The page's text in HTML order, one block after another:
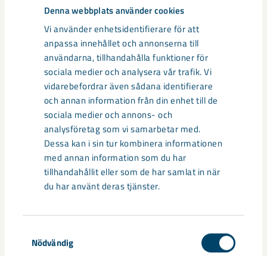
Denna webbplats använder cookies
Vi använder enhetsidentifierare för att
anpassa innehållet och annonserna till
användarna, tillhandahålla funktioner för
sociala medier och analysera vår trafik. Vi
vidarebefordrar även sådana identifierare
och annan information från din enhet till de
sociala medier och annons- och
analysföretag som vi samarbetar med.
Dessa kan i sin tur kombinera informationen
med annan information som du har
tillhandahållit eller som de har samlat in när
du har använt deras tjänster.
Nödvändig
LKAB:s planer för omställning av hela sin produktion
till koldioxidfri järnsvamp innebär sänkta utsläpp hos
globala kunder motsvarande 35 miljoner ton om året,
vilket motsvarar 2/3 av Sveriges samlade utsläpp.
LKAB:s ska genom fossilfria processer återvinna
gruvavfall från järnmalmsproduktionen, och
omvandla det till produkter som EU klassificerar som
kritiska råmaterial på grund av högt importberoende
och stor betydelse för vår ekonomi; fosformineral och
sällsynta jordartsmetaller.
Kontaktperson:
Anders Lindberg, presschef LKAB, tel: +46
anders.lindberg@lkab.com
hållbara järnmalms-, mineral- och specialprodukter. Vi leder
omställningen av järn- och stålindustrin och vår plan är att utveckla